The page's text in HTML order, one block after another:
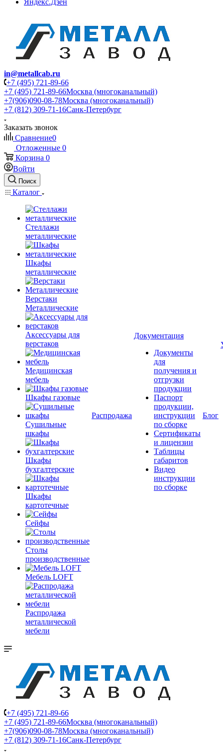
Яндекс.Дзен
in@metallcab.ru
+7 (495) 721-89-66
+7 (495) 721-89-66Москва (многоканальный)
+7(906)090-08-78Москва (многоканальный)
+7 (812) 309-71-16Санк-Петербург
Заказать звонок
Сравнение0
Отложенные 0
Корзина 0
Войти
Поиск
Каталог
Стеллажи
металлические
Шкафы
металлические
Верстаки
Металлические
Аксессуары для
верстаков
Медицинская
мебель
Шкафы газовые
Сушильные
шкафы
Шкафы
бухгалтерские
Шкафы
картотечные
Сейфы
Столы
производственные
Мебель LOFT
Распродажа
металлической
мебели
Распродажа
Документация
Документы
для
получения и
отгрузки
продукции
Паспорт
продукции,
инструкции
по сборке
Сертификаты
и лицензии
Таблицы
габаритов
Видео
инструкции
по сборке
Блог
+7 (495) 721-89-66
+7 (495) 721-89-66Москва (многоканальный)
+7(906)090-08-78Москва (многоканальный)
+7 (812) 309-71-16Санк-Петербург